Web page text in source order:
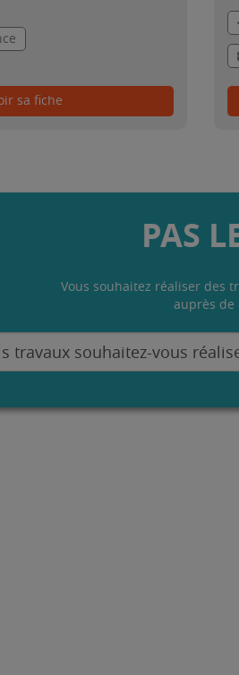
sa fiche
PAS
Vous souhaitez réaliser des
auprès de